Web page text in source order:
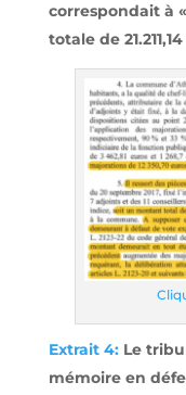
correspondait à
totale de
Extrait 4:Le
mémoire en